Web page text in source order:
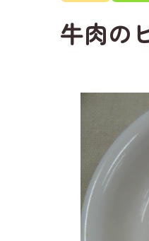
牛肉の